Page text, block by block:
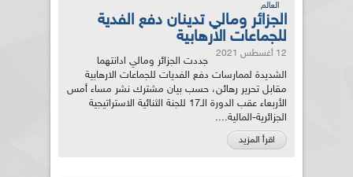
العالم
الجزائر ومالي تدينان دفع الفدية
للجماعات الارهابية
12 أغسطس 2021
جددت الجزائر ومالي ادانتهما
الشديدة لممارسات دفع الفديات للجماعات الارهابية
مقابل تحرير رهائن، حسب بيان مشترك نشر مساء أمس
الأربعاء عقب الدورة الـ17 للجنة الثنائية الاستراتيجية
الجزائرية-المالية....
اقرأ المزيد